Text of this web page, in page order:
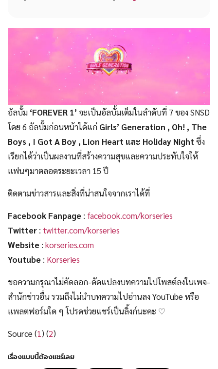
อัลบั้ม ‘FOREVER 1’ จะเป็นอัลบั้มเต็มในลำดับที่ 7 ของ SNSD
โดย 6 อัลบั้มก่อนหน้าได้แก่ Girls’ Generation , Oh! , The
Boys , I Got A Boy , Lion Heart และ Holiday Night ซึ่ง
เรียกได้ว่าเป็นผลงานที่สร้างความสุขและความประทับใจให้
แฟนๆมาตลอดระยะเวลา 15 ปี
ติดตามข่าวสารและสิ่งที่น่าสนใจจากเราได้ที่
Facebook Fanpage : facebook.com/korseries
Twitter : twitter.com/korseries
Website : korseries.com
Youtube : Korseries
ขอความกรุณาไม่คัดลอก-ดัดแปลงบทความไปโพสต์ลงในเพจ-
สำนักข่าวอื่น รวมถึงไม่นำบทความไปอ่านลง YouTube หรือ
แพลตฟอร์มใด ๆ โปรดช่วยแชร์เป็นลิ้งก์นะคะ ♡
Source (1) (2)